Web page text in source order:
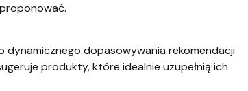
dynamicznego dopasowywania rekomendacji
produkty, które idealnie uzupełnią ich